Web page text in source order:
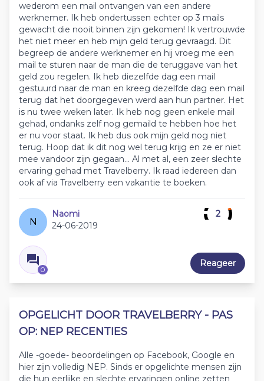
wederom een mail ontvangen van een andere
werknemer. Ik heb ondertussen echter op 3 mails
gewacht die nooit binnen zijn gekomen! Ik vertrouwde
het niet meer en heb mijn geld terug gevraagd. Dit
begreep de andere werknemer en hij vroeg me een
mail te sturen naar de man die de teruggave van het
geld zou regelen. Ik heb diezelfde dag een mail
gestuurd naar de man en kreeg dezelfde dag een mail
terug dat het doorgegeven werd aan hun partner. Het
is nu twee weken later. Ik heb nog geen enkele mail
gehad, ondanks zelf nog gemaild te hebben hoe het
er nu voor staat. Ik heb dus ook mijn geld nog niet
terug. Hoop dat ik dit nog wel terug krijg en ze er niet
mee vandoor zijn gegaan... Al met al, een zeer slechte
ervaring gehad met Travelberry. Ik raad iedereen dan
ook af via Travelberry een vakantie te boeken.
N
Naomi
24-06-2019
0
2
Reageer
OPGELICHT DOOR TRAVELBERRY - PAS
OP: NEP RECENTIES
Alle -goede- beoordelingen op Facebook, Google en
hier zijn volledig NEP. Sinds er opgelichte mensen zijn
die hun eerlijke en slechte ervaringen online zetten